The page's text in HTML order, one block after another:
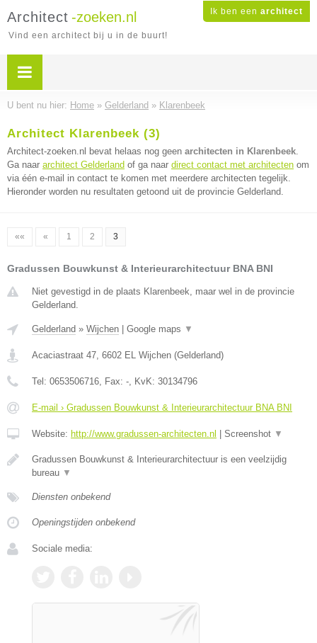
Ik ben een architect
Architect -zoeken.nl
Vind een architect bij u in de buurt!
U bent nu hier: Home » Gelderland » Klarenbeek
Architect Klarenbeek (3)
Architect-zoeken.nl bevat helaas nog geen architecten in Klarenbeek.
Ga naar architect Gelderland of ga naar direct contact met architecten om
via één e-mail in contact te komen met meerdere architecten tegelijk.
Hieronder worden nu resultaten getoond uit de provincie Gelderland.
«« « 1 2 3
Gradussen Bouwkunst & Interieurarchitectuur BNA BNI
Niet gevestigd in de plaats Klarenbeek, maar wel in de provincie
Gelderland.
Gelderland » Wijchen Google maps ▼
Acaciastraat 47, 6602 EL Wijchen (Gelderland)
Tel: 0653506716, Fax: -, KvK: 30134796
E-mail › Gradussen Bouwkunst & Interieurarchitectuur BNA BNI
Website: http://www.gradussen-architecten.nl Screenshot ▼
Gradussen Bouwkunst & Interieurarchitectuur is een veelzijdig
bureau ▼
Diensten onbekend
Openingstijden onbekend
Sociale media: